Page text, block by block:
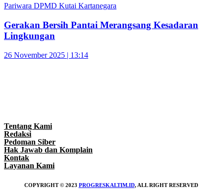
Pariwara DPMD Kutai Kartanegara
Gerakan Bersih Pantai Merangsang Kesadaran
Lingkungan
26 November 2025 | 13:14
Tentang Kami
Redaksi
Pedoman Siber
Hak Jawab dan Komplain
Kontak
Layanan Kami
COPYRIGHT © 2023 PROGRESKALTIM.ID, ALL RIGHT RESERVED